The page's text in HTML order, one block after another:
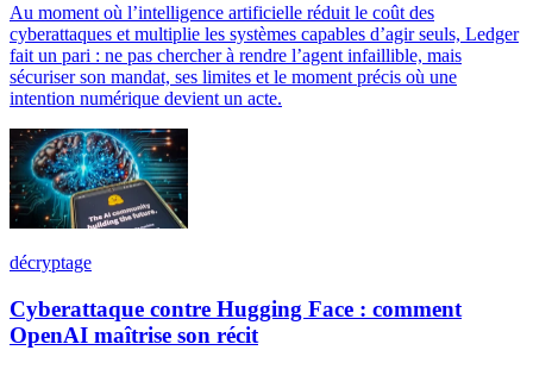
Au moment où l’intelligence artificielle réduit le coût des
cyberattaques et multiplie les systèmes capables d’agir seuls, Ledger
fait un pari : ne pas chercher à rendre l’agent infaillible, mais
sécuriser son mandat, ses limites et le moment précis où une
intention numérique devient un acte.
décryptage
Cyberattaque contre Hugging Face : comment
OpenAI maîtrise son récit